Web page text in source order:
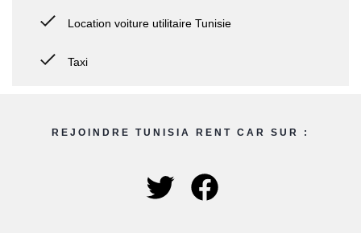
Location voiture utilitaire Tunisie
Taxi
REJOINDRE TUNISIA RENT CAR SUR :